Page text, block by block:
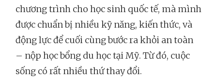
chương trình cho học sinh quốc tế, mà mình
được chuẩn bị nhiều kỹ năng, kiến thức, và
động lực để cuối cùng bước ra khỏi an toàn
– nộp học bổng du học tại Mỹ. Từ đó, cuộc
sống có rất nhiều thứ thay đổi.